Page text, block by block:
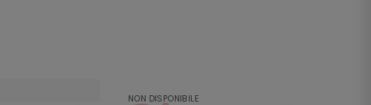
NON DISPONIBILE